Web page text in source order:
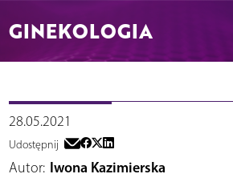
GINEKOLOGIA
28.05.2021
Udostępnij
Autor: Iwona Kazimierska